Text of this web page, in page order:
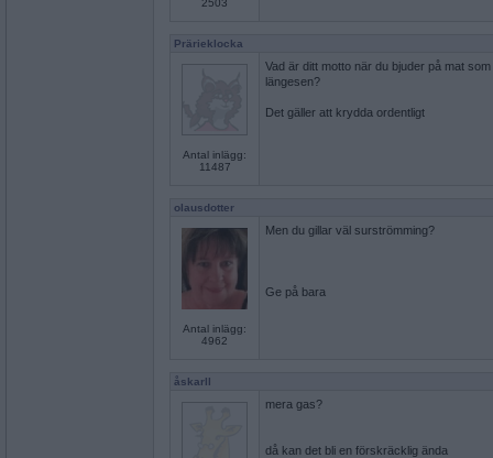
2503
Prärieklocka
Antal inlägg:
11487
Vad är ditt motto när du bjuder på mat
längesen?
Det gäller att krydda ordentligt
olausdotter
Antal inlägg:
4962
Men du gillar väl surströmming?
Ge på bara
åskarll
mera gas?
då kan det bli en förskräcklig ända